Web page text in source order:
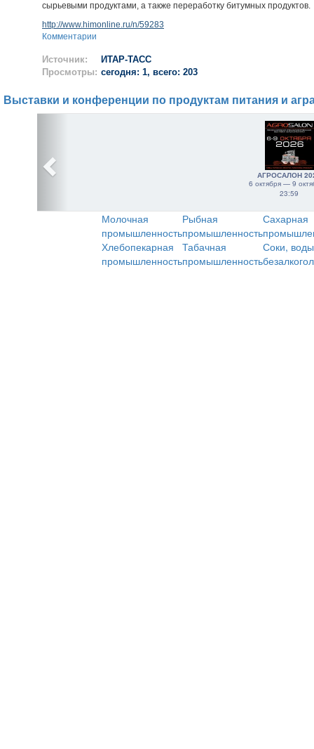
сырьевыми продуктами, а также переработку битумных продуктов.
http://www.himonline.ru/n/59283
Комментарии
Источник:
ИТАР-ТАСС
Просмотры: сегодня: 1, всего: 203
Выставки и конференции по продуктам питания и
АГРОСАЛОН
6 октября — 9
23:59
Молочная
промышленность
Рыбная
промышленность
Сахарная
Хлебопекарная
промышленность
Табачная
промышленность
Соки,